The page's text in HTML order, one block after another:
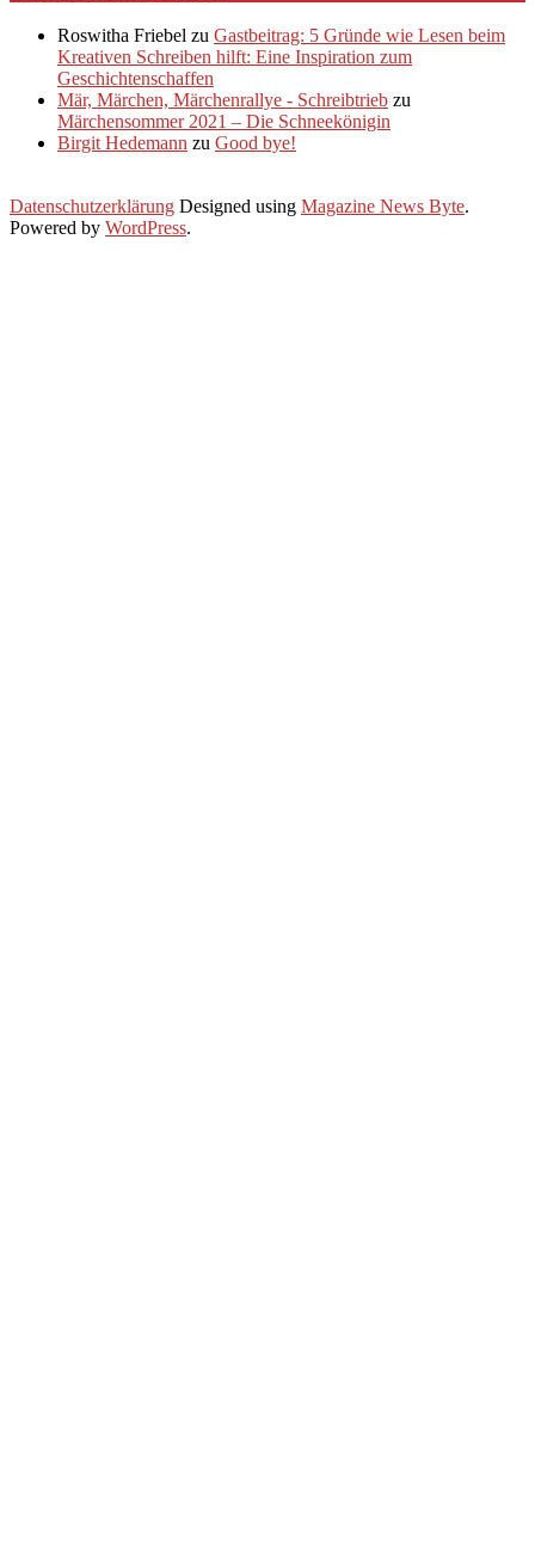
Roswitha Friebel zu Gastbeitrag: 5 Gründe wie Lesen beim
Kreativen Schreiben hilft: Eine Inspiration zum
Geschichtenschaffen
Mär, Märchen, Märchenrallye - Schreibtrieb zu
Märchensommer 2021 – Die Schneekönigin
Birgit Hedemann zu Good bye!
Datenschutzerklärung Designed using Magazine News Byte.
Powered by WordPress.